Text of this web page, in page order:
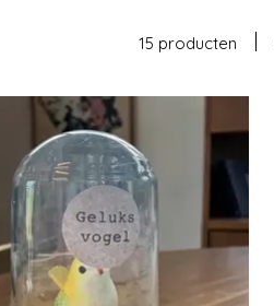
15 producten